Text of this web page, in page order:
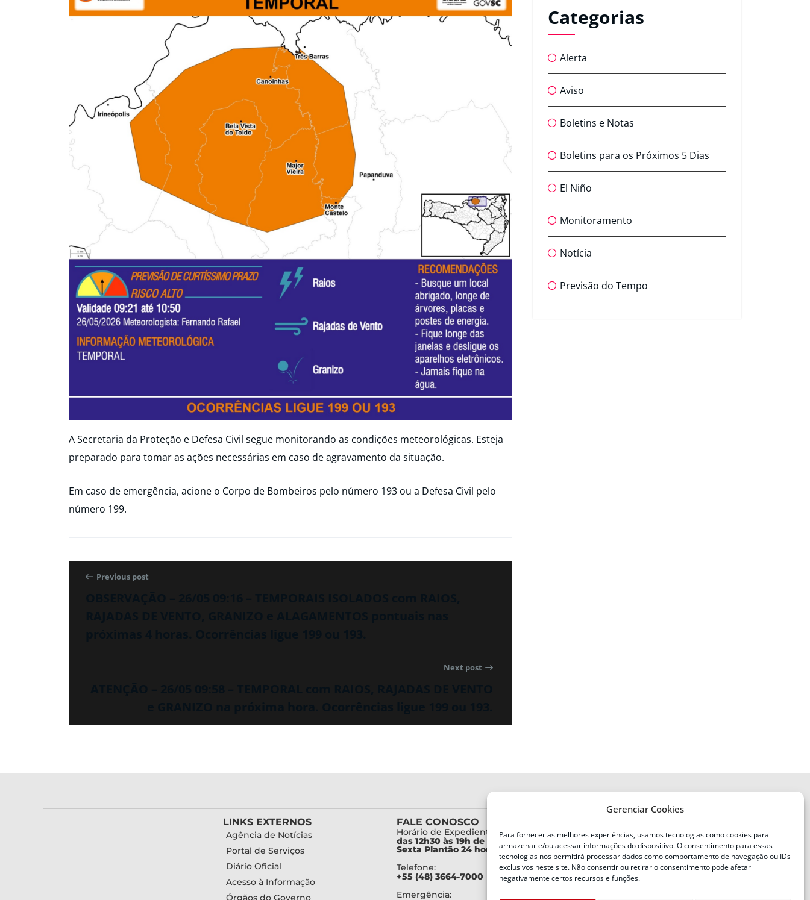
Gerenciar Cookies
Para fornecer as melhores experiências, usamos tecnologias como cookies para
armazenar e/ou acessar informações do dispositivo. O consentimento para essas
tecnologias nos permitirá processar dados como comportamento de navegação ou IDs
exclusivos neste site. Não consentir ou retirar o consentimento pode afetar
negativamente certos recursos e funções.
A Secretaria da Proteção e Defesa Civil segue monitorando as condições meteorológicas. Esteja
preparado para tomar as ações necessárias em caso de agravamento da situação.
Em caso de emergência, acione o Corpo de Bombeiros pelo número 193 ou a Defesa Civil pelo
número 199.
Previous post
Next post
Categorias
Alerta
Aviso
Boletins e Notas
Boletins para os Próximos 5 Dias
El Niño
Monitoramento
Notícia
Previsão do Tempo
LINKS EXTERNOS
Agência de Notícias
Portal de Serviços
Diário Oficial
Acesso à Informação
Órgãos do Governo
FALE CONOSCO
Horário de Expediente:
das 12h30 às 19h de Segunda a
Sexta Plantão 24 horas diariamente
Telefone:
+55 (48) 3664-7000
Emergência:
Defesa Civil do Estado de Santa
Catarina
Av. Ivo Silveira, nº 2320
Bairro:
Capoeiras, Florianópolis, SC